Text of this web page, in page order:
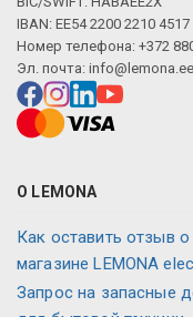
IBAN: EE54 2200 2210
Номер телефона: +372
Эл. почта: info@lemona.ee
О LEMONA
Как оставить отзыв о
магазине LEMONA
Запрос на запасные